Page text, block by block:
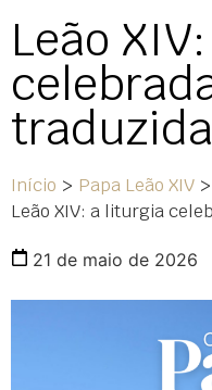
Leão
Início > Papa Leão XIV >
Leão XIV: a liturgia
21 de maio de 2026